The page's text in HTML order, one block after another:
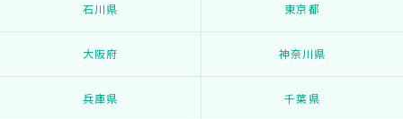
石川県 東京都
大阪府 神奈川県
兵庫県 千葉県